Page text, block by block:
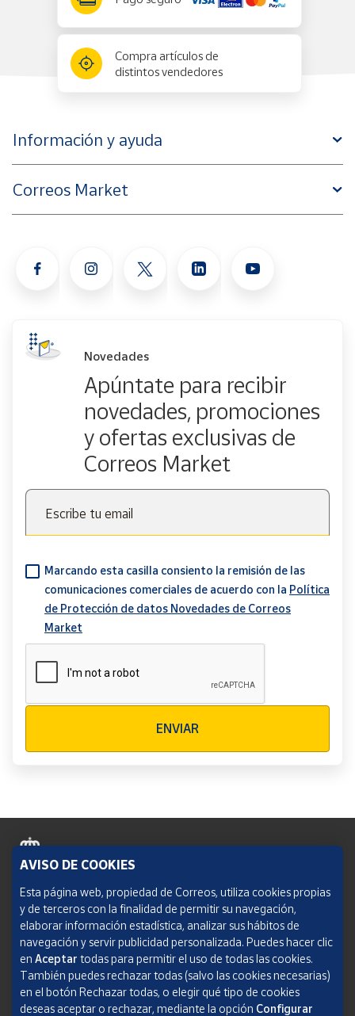
Compra artículos de
distintos vendedores
Información y ayuda
Correos Market
Novedades
Apúntate para recibir
novedades, promociones
y ofertas exclusivas de
Correos Market
Escribe tu email
Marcando esta casilla consiento la remisión de las
comunicaciones comerciales de acuerdo con la Política
de Protección de datos Novedades de Correos
Market
ENVIAR
Política de cookies
Aviso legal
Condiciones del servicio
Política de Privacidad Web
AVISO DE COOKIES
Esta página web, propiedad de Correos, utiliza cookies propias
y de terceros con la finalidad de permitir su navegación,
elaborar información estadística, analizar sus hábitos de
navegación y servir publicidad personalizada. Puedes hacer clic
en Aceptar todas para permitir el uso de todas las cookies.
También puedes rechazar todas (salvo las cookies necesarias)
en el botón Rechazar todas, o elegir qué tipo de cookies
deseas aceptar o rechazar, mediante la opción Configurar